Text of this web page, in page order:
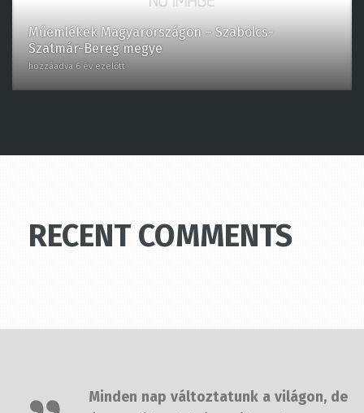
Szatmár-Bereg megye
hozzáadva 6 év ezelőtt
RECENT COMMENTS
de úgy változtatni rajta, hogy az